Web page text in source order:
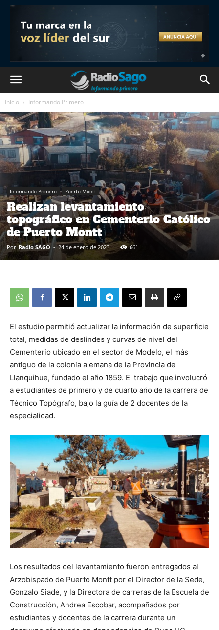
Inicio Informando Primero
Informando Primero Puerto Montt
Realizan levantamiento
topográfico en Cementerio Católico
de Puerto Montt
Por Radio SAGO - 24 de enero de 2023 661
El estudio permitió actualizar la información de superficie
total, medidas de deslindes y curvas de nivel del
Cementerio ubicado en el sector de Modelo, el más
antiguo de la colonia alemana de la Provincia de
Llanquihue, fundado el año 1859. El trabajo que involucró
a estudiantes de primero y de cuarto año de la carrera de
Técnico Topógrafo, bajo la guía de 2 docentes de la
especialidad.
Los resultados del levantamiento fueron entregados al
Arzobispado de Puerto Montt por el Director de la Sede,
Gonzalo Siade, y la Directora de carreras de la Escuela de
Construcción, Andrea Escobar, acompañados por
estudiantes y docentes de la carrera durante un